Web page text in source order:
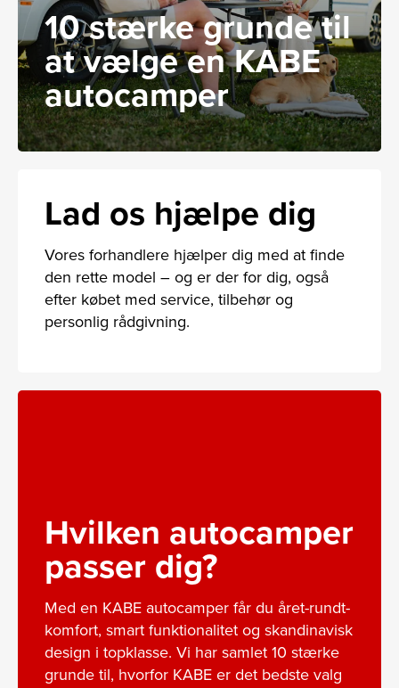
10 stærke grunde til
at vælge en KABE
autocamper
Lad os hjælpe dig
Vores forhandlere hjælper dig med at finde
den rette model – og er der for dig, også
efter købet med service, tilbehør og
personlig rådgivning.
Hvilken autocamper
passer dig?
Med en KABE autocamper får du året-rundt-
komfort, smart funktionalitet og skandinavisk
design i topklasse. Vi har samlet 10 stærke
grunde til, hvorfor KABE er det bedste valg